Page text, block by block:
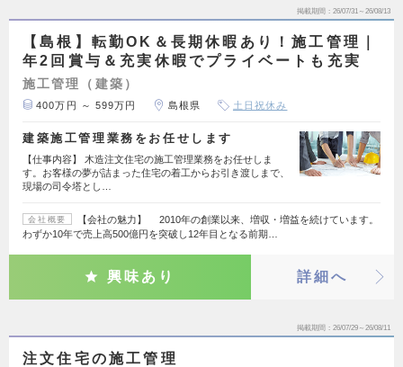
掲載期間 26/07/31～26/08/13
【島根】転勤OK＆長期休暇あり！施工管理｜
年2回賞与＆充実休暇でプライベートも充実
施工管理（建築）
400万円 ～ 599万円 島根県 土日祝休み
建築施工管理業務をお任せします
【仕事内容】 木造注文住宅の施工管理業務をお任せしま
す。お客様の夢が詰まった住宅の着工からお引き渡しまで、
現場の司令塔とし…
会社概要
【会社の魅力】 2010年の創業以来、増収・増益を続けています。
わずか10年で売上高500億円を突破し12年目となる前期…
興味あり 詳細へ
掲載期間 26/07/29～26/08/11
注文住宅の施工管理